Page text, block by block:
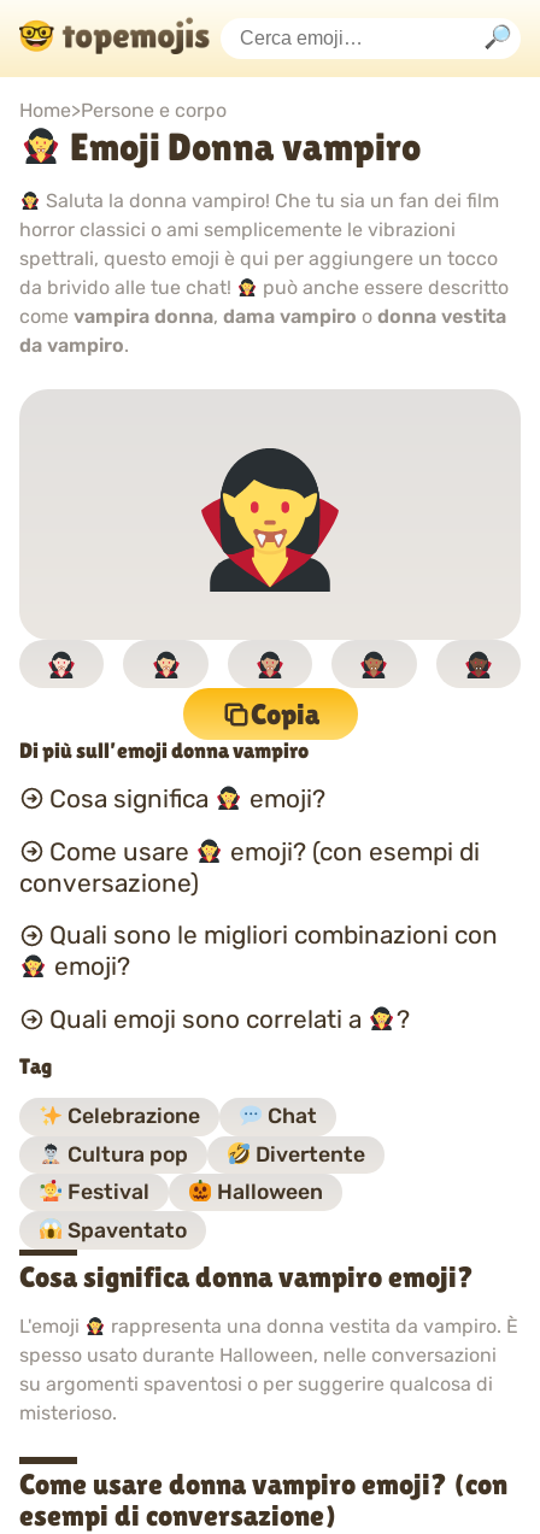
Home>Persone e corpo
Emoji Donna vampiro
Saluta la donna vampiro! Che tu sia un fan dei film
horror classici o ami semplicemente le vibrazioni
spettrali, questo emoji è qui per aggiungere un tocco
da brivido alle tue chat!
può anche essere descritto
come vampira donna, dama vampiro o donna vestita
da vampiro.
Copia
Di più sull’emoji donna vampiro
Cosa significa
emoji?
Come usare
emoji? (con esempi di
conversazione)
Quali sono le migliori combinazioni con
emoji?
Quali emoji sono correlati a
?
Tag
Celebrazione
Chat
Cultura pop
Divertente
Festival
Halloween
Spaventato
Cosa significa donna vampiro emoji?
L'emoji
rappresenta una donna vestita da vampiro. È
spesso usato durante Halloween, nelle conversazioni
su argomenti spaventosi o per suggerire qualcosa di
misterioso.
Come usare donna vampiro emoji? (con
esempi di conversazione)